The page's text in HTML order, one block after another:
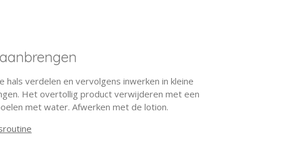
hals verdelen en vervolgens inwerken in kleine
Het overtollig product verwijderen met een
met water. Afwerken met de lotion.